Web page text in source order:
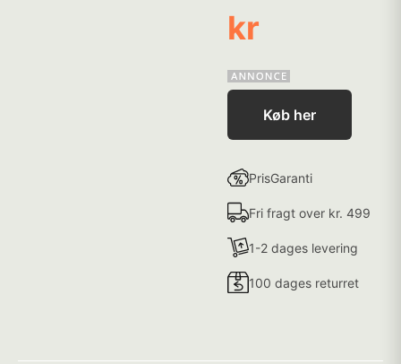
kr
Køb her
PrisGaranti
Fri fragt over kr. 499
1-2 dages levering
100 dages returret